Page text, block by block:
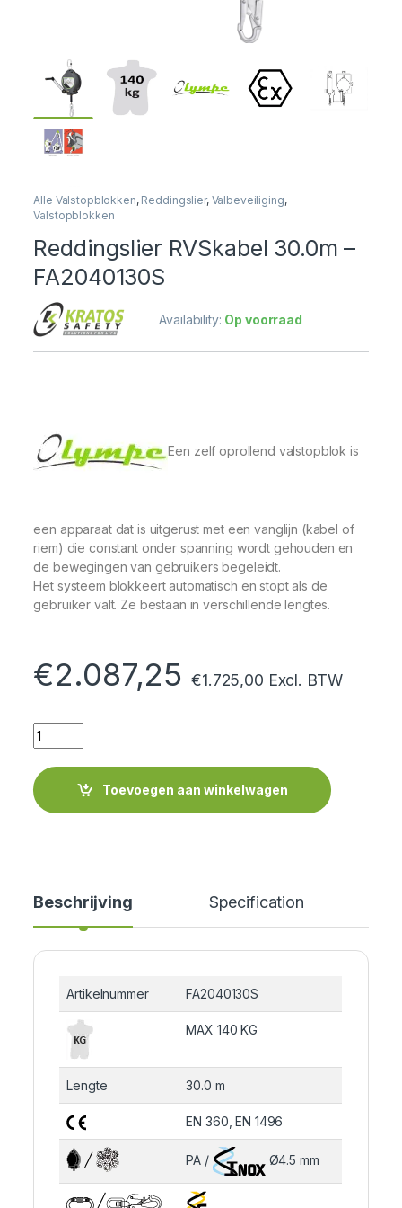
Alle Valstopblokken, Reddingslier, Valbeveiliging,
Valstopblokken
Reddingslier RVSkabel 30.0m –
FA2040130S
Availability: Op voorraad
Een zelf oprollend valstopblok is
een apparaat dat is uitgerust met een vanglijn (kabel of
riem) die constant onder spanning wordt gehouden en
de bewegingen van gebruikers begeleidt.
Het systeem blokkeert automatisch en stopt als de
gebruiker valt. Ze bestaan ​​in verschillende lengtes.
€2.087,25 €1.725,00 Excl. BTW
Quantity
Toevoegen aan winkelwagen
Beschrijving Specification
Artikelnummer FA2040130S
MAX 140 KG
Lengte 30.0 m
EN 360, EN 1496
PA / Ø4.5 mm